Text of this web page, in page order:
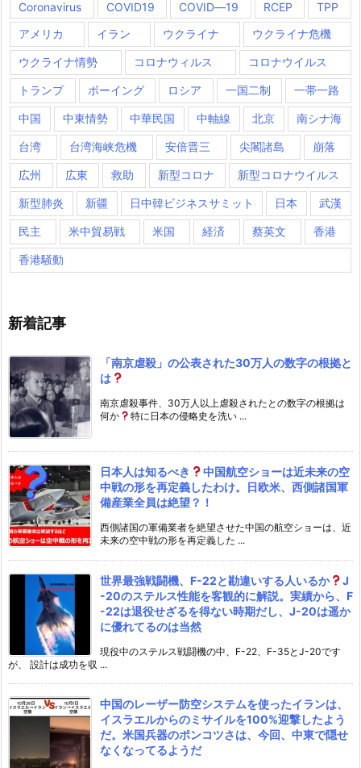
Coronavirus COVID19 COVID―19 RCEP
TPP
アメリカ
イラン ウクライナ ウクライナ危機
ウクライナ情勢 コロナウィルス コロナウイルス
トランプ ボーイング ロシア 一国二制 一帯一路
中国 中東情勢 中華民国 中軸線 北京 南シナ海
台湾 台湾海峡危機 安倍晋三 尖閣諸島 崩落
広州 広東 救助 新型コロナ 新型コロナウイルス
新型肺炎 新疆 日中韓ビジネスサミット 日本 武漢
民主 米中貿易戦 米国 経済 蔡英文 香港
香港騒動
新着記事
「南京虐殺」の公表された30万人の数字の根拠と
は
南京虐殺事件、30万人以上虐殺されたとの数字の根拠は
何か
特に日本の侵略史を洗い ...
日本人は知るべき
中国航空ショーは近未来の空
中戦の形を再定義したわけ。日欧米、西側諸国軍
備産業全員は絶望？！
西側諸国の軍備業者を絶望させた中国の航空ショーは、近
未来の空中戦の形を再定義した ...
世界最強戦闘機、F-22と勘違いする人いるか
J
-20のステルス性能を客観的に解説。実績から、F
-22は退役せざるを得ない時期だし、J-20は遥か
に優れてるのは当然
現役中のステルス戦闘機の中、F-22、F-35とJ-20です
が、 設計は成功を収 ...
中国のレーザー防空システムを使ったイランは、
イスラエルからのミサイルを100%迎撃したよう
だ。米国兵器のポンコツさは、今回、中東で隠せ
なくなってるようだ